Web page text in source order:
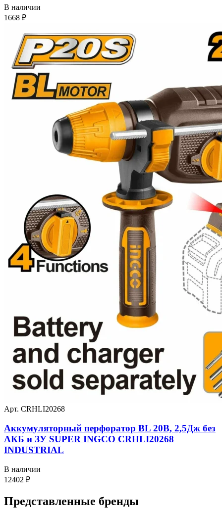
В наличии
1668 ₽
Арт. CRHLI20268
Аккумуляторный перфоратор BL 20В, 2,5Дж без
АКБ и ЗУ SUPER INGCO CRHLI20268
INDUSTRIAL
В наличии
12402 ₽
Представленные бренды